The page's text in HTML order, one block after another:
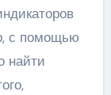
с помощью
найти